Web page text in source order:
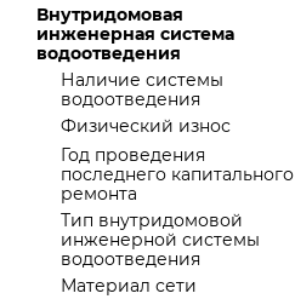
Внутридомовая
инженерная система
водоотведения
Наличие системы
водоотведения
Физический износ
Год проведения
последнего капитального
ремонта
Тип внутридомовой
инженерной системы
водоотведения
Материал сети